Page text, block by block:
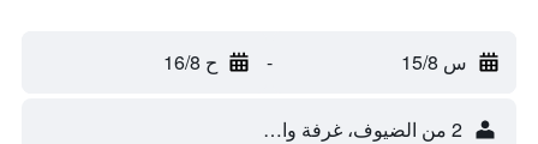
س 15/8 - ح 16/8
2 من الضيوف، غرفة واحدة